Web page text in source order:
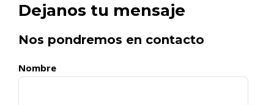
Dejanos tu mensaje
Nos pondremos en contacto
Nombre